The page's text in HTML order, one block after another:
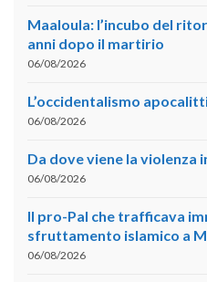
Maaloula: l’incubo del
anni dopo il martirio
06/08/2026
L’occidentalismo
06/08/2026
Da dove viene la violenza
06/08/2026
Il pro-Pal che trafficava
sfruttamento islamico a
06/08/2026